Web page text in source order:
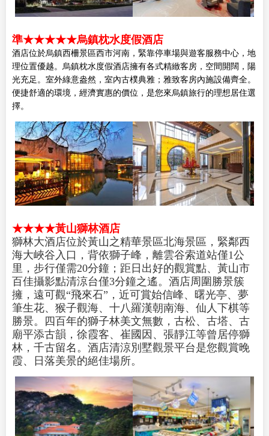
準★★★★★烏鎮枕水度假酒店
酒店位於烏鎮西柵景區西市河南，緊靠停車場與遊客服務中心，地
理位置優越。烏鎮枕水度假酒店擁有各式精緻客房，空間開闊，陽
光充足。室外綠意盎然，室內古樸典雅；雅致客房內施設備齊全。
便捷舒適的環境，經濟實惠的價位，是您來烏鎮旅行的理想居住選
擇。
★★★★黃山獅林酒店
獅林大酒店位於黃山之精華景區北海景區，緊鄰西
海大峽谷入口，背依獅子峰，離雲谷索道站僅1公
里，步行僅需20分鐘；距日出好的觀賞點、黃山市
百佳攝影點清涼台僅3分鐘之遙。酒店周圍勝景簇
擁，遠可觀“飛來石”，近可賞始信峰、曙光亭、夢
筆生花、猴子觀海、十八羅漢朝南海、仙人下棋等
勝景。四百年的獅子林美文無數，古松、古塔、古
廟平添古韻，徐霞客、崔國因、張靜江等曾居停獅
林，千古留名。酒店清涼別墅觀景平台是您觀賞晚
霞、日落美景的絕佳場所。